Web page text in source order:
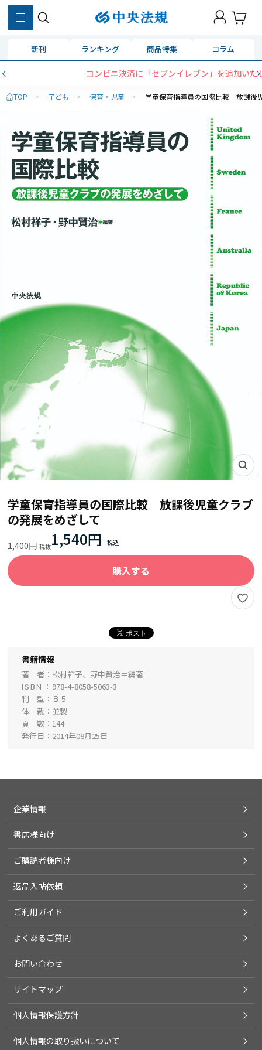
新刊 ランキング 商品特集 コラム
コンビニ決済に「セブンイレブン」を追加いたしました
TOP > 子ども > 保育・児童 > 学童保育指導員の国際比較 放課後
学童保育指導員の国際比較 放課後児童クラブ
の発展をめざして
1,400円 1,540円
購入する
書籍情報
著 者
松村祥子、野中賢治＝編著
ISBN
978-4-8058-5063-3
判 型
Ｂ５
体 裁
並製
頁 数
144
発行日
2014年08月25日
企業情報
書店様向け
ご購読者様向け
返品入帖依頼
ご利用ガイド
よくあるご質問
お問い合わせ
サイトマップ
個人情報保護方針
個人情報の取り扱いについて